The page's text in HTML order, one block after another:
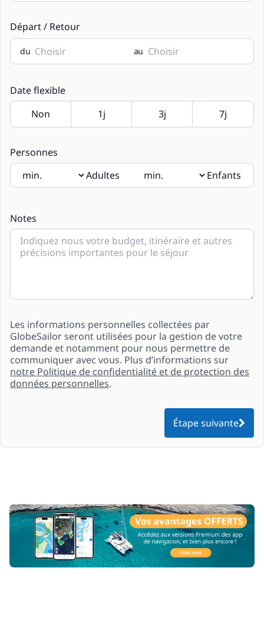
Départ / Retour
du au
Date flexible
Personnes
Adultes
Enfants
Notes
Les informations personnelles collectées par
GlobeSailor seront utilisées pour la gestion de votre
demande et notamment pour nous permettre de
communiquer avec vous. Plus d’informations sur
notre Politique de confidentialité et de protection des
données personnelles.
Étape suivante